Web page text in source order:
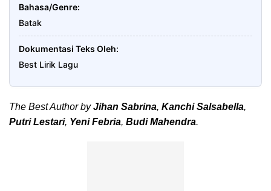
Bahasa/Genre
Batak
Dokumentasi Teks Oleh
Best Lirik Lagu
The Best Author byJihan Sabrina, Kanchi Salsabella,
Putri Lestari, Yeni Febria, Budi Mahendra.